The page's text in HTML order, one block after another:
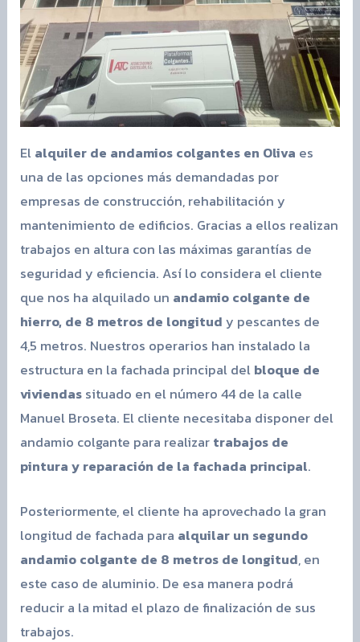
El alquiler de andamios colgantes en Oliva es
una de las opciones más demandadas por
empresas de construcción, rehabilitación y
mantenimiento de edificios. Gracias a ellos realizan
trabajos en altura con las máximas garantías de
seguridad y eficiencia. Así lo considera el cliente
que nos ha alquilado un andamio colgante de
hierro, de 8 metros de longitud y pescantes de
4,5 metros. Nuestros operarios han instalado la
estructura en la fachada principal del bloque de
viviendas situado en el número 44 de la calle
Manuel Broseta. El cliente necesitaba disponer del
andamio colgante para realizar trabajos de
pintura y reparación de la fachada principal.
Posteriormente, el cliente ha aprovechado la gran
longitud de fachada para alquilar un segundo
andamio colgante de 8 metros de longitud, en
este caso de aluminio. De esa manera podrá
reducir a la mitad el plazo de finalización de sus
trabajos.